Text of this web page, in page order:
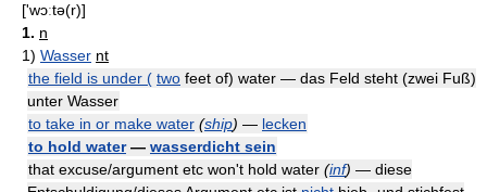
['wɔːtə(r)]
1. n
1) Wasser nt
the field is under ( two feet of) water — das Feld steht (zwei Fuß)
unter Wasser
to take in or make water (ship) — lecken
to hold water— wasserdicht sein
that excuse/argument etc won't hold water (inf) — diese